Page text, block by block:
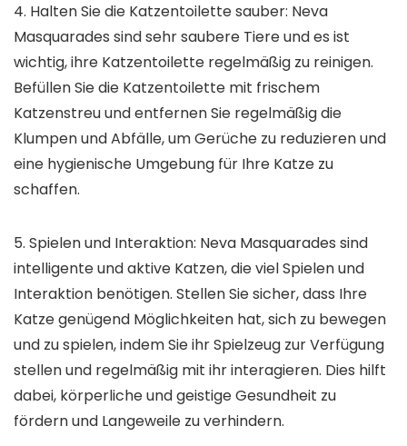
4. Halten Sie die Katzentoilette sauber: Neva
Masquarades sind sehr saubere Tiere und es ist
wichtig, ihre Katzentoilette regelmäßig zu reinigen.
Befüllen Sie die Katzentoilette mit frischem
Katzenstreu und entfernen Sie regelmäßig die
Klumpen und Abfälle, um Gerüche zu reduzieren und
eine hygienische Umgebung für Ihre Katze zu
schaffen.
5. Spielen und Interaktion: Neva Masquarades sind
intelligente und aktive Katzen, die viel Spielen und
Interaktion benötigen. Stellen Sie sicher, dass Ihre
Katze genügend Möglichkeiten hat, sich zu bewegen
und zu spielen, indem Sie ihr Spielzeug zur Verfügung
stellen und regelmäßig mit ihr interagieren. Dies hilft
dabei, körperliche und geistige Gesundheit zu
fördern und Langeweile zu verhindern.